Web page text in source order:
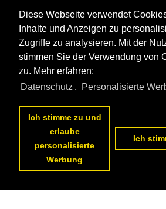
Diese Webseite verwendet
Inhalte und Anzeigen zu
Zugriffe zu analysieren. Mit der
stimmen Sie der Verwendung von
zu. Mehr erfahren:
Datenschutz , Personalisierte
Ich stimme zu und
erlaube
personalisierte
Werbung
Ich